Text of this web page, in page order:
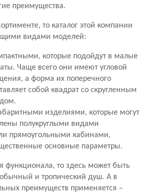
преимущества.
то каталог этой компании
видами моделей:
которые подойдут в малые
Чаще всего они имеют угловой
а форма их поперечного
собой квадрат со скругленным
изделиями, которые могут
полукруглыми видами
прямоугольными кабинами,
основные параметры.
функционала, то здесь может быть
обычный и тропический душ. А в
преимуществ применяется –